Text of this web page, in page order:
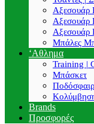
Αξεσουάρ
Αξεσουάρ
Αξεσουάρ
Μπάλες
‘Αθλημα
Training |
Μπάσκετ
Brands
Προσφορές